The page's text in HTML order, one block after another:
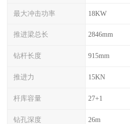
最大冲击功率 18KW
推进梁总长 2846mm
钻杆长度 915mm
推进力 15KN
杆库容量 27+1
钻孔深度 26m